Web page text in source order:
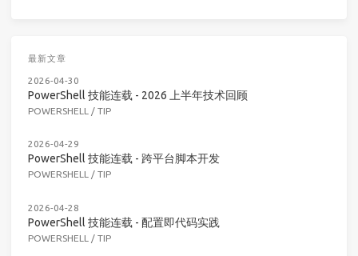
最新文章
2026-04-30
PowerShell 技能连载 - 2026 上半年技术回顾
POWERSHELL / TIP
2026-04-29
PowerShell 技能连载 - 跨平台脚本开发
POWERSHELL / TIP
2026-04-28
PowerShell 技能连载 - 配置即代码实践
POWERSHELL / TIP